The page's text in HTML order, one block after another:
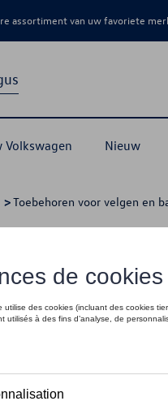
assortiment van uw favoriete
Volkswagen Nieuw
>Toebehoren voor velgen en